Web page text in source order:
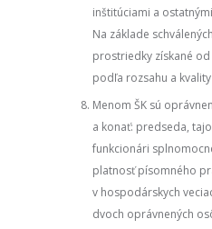
inštitúciami a
Na základe
prostriedky získané
podľa rozsahu a
Menom ŠK sú
a konať: predseda,
funkcionári
platnosť písomného
v hospodárskych
dvoch oprávnených